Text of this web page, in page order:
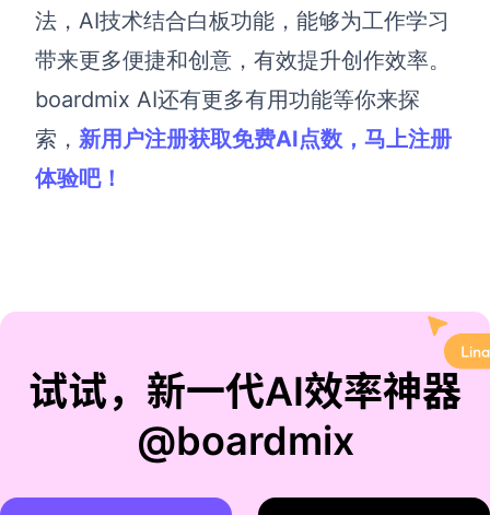
法 ， AI技术结合白板功能，能够为工作学习
带来更多便捷和创意，有效提升创作效率。
boardmix AI还有更多有用功能等你来探
索， 新用户注册获取免费AI点数， 马上注册
体验吧！
试试，新一代AI效率神器
@boardmix